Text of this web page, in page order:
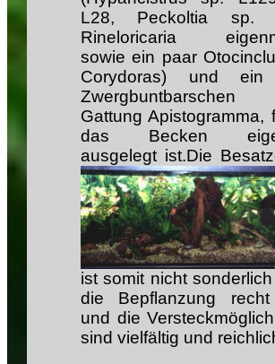
L28, Peckoltia sp.
Rineloricaria
sowie ein paar
Corydoras) und ein
Gattung Apistogramma,
das Becken
ausgelegt ist.Die
ist somit nicht
die Bepflanzung
und die
sind vielfältig und